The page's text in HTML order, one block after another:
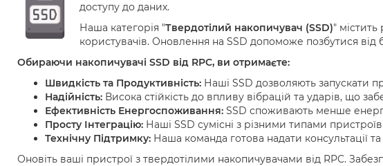
доступу до даних.
Наша категорія "Твердотілий накопичувач (SSD)"
користувачів. Оновлення на SSD допоможе позбутися
Обираючи накопичувачі SSD від RPC, ви отримаєте:
Швидкість та Продуктивність: Наші SSD дозволяють запускати
Надійність: Висока стійкість до впливу вібрацій та ударів, що
Ефективність Енергоспоживання: SSD споживають менше
Просту Інтеграцію: Наші SSD сумісні з різними типами
Технічну Підтримку: Наша команда готова надати консультації
Оновіть ваші пристрої з твердотілими накопичувачами від RPC.